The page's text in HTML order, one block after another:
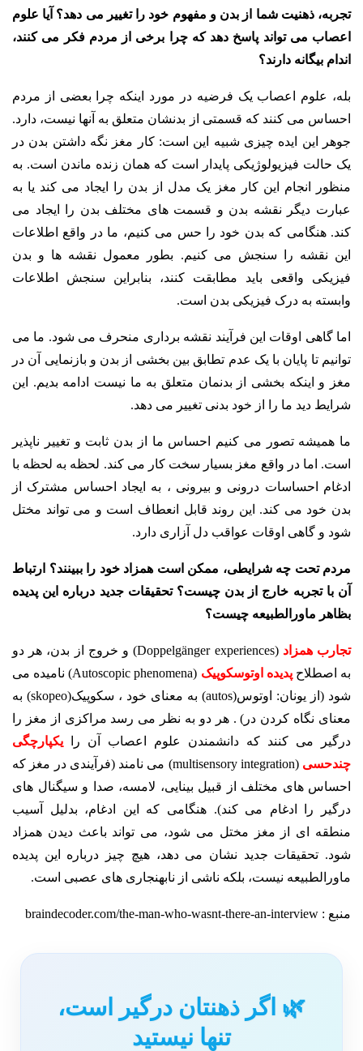
تجربه، ذهنیت شما از بدن و مفهوم خود را تغییر می دهد؟ آیا علوم
اعصاب می تواند پاسخ دهد که چرا برخی از مردم فکر می کنند،
اندام بیگانه دارند؟
بله، علوم اعصاب یک فرضیه در مورد اینکه چرا بعضی از مردم
احساس می کنند که قسمتی از بدنشان متعلق به آنها نیست، دارد.
جوهر این ایده چیزی شبیه این است: کار مغز نگه داشتن بدن در
یک حالت فیزیولوژیکی پایدار است که همان زنده ماندن است. به
منظور انجام این کار مغز یک مدل از بدن را ایجاد می کند یا به
عبارت دیگر نقشه بدن و قسمت های مختلف بدن را ایجاد می
کند. هنگامی که بدن خود را حس می کنیم، ما در واقع اطلاعات
این نقشه را سنجش می کنیم. بطور معمول نقشه ها و بدن
فیزیکی واقعی باید مطابقت کنند، بنابراین سنجش اطلاعات
وابسته به درک فیزیکی بدن است.
اما گاهی اوقات این فرآیند نقشه برداری منحرف می شود. ما می
توانیم تا پایان با یک عدم تطابق بین بخشی از بدن و بازنمایی آن در
مغز و اینکه بخشی از بدنمان متعلق به ما نیست ادامه بدیم.
این
شرایط دید ما را از خود بدنی تغییر می دهد.
ما همیشه تصور می کنیم احساس ما از بدن ثابت و تغییر ناپذیر
است. اما در واقع مغز بسیار سخت کار می کند. لحظه به لحظه با
ادغام احساسات درونی و بیرونی ، به ایجاد احساس مشترک از
بدن خود می کند. این روند قابل انعطاف است و می تواند مختل
شود و گاهی اوقات عواقب دل آزاری دارد.
مردم تحت چه شرایطی، ممکن است همزاد خود را ببینند؟ ارتباط
آن با تجربه خارج از بدن چیست؟ تحقیقات جدید درباره این پدیده
بظاهر ماورالطبیعه چیست؟
تجارب همزاد
(Doppelgänger experiences) و خروج از بدن، هر دو
به اصطلاحپدیده اوتوسکوپیک
(Autoscopic phenomena) نامیده می
شود (از یونان: اوتوس(autos) به معنای خود ، سکوپیک(skopeo) به
معنای نگاه کردن در) . هر دو به نظر می رسد مراکزی از مغز را
درگیر می کنند که دانشمندن علوم اعصاب آن را یکپارچگی
چندحسی
(multisensory integration) می نامند (فرآیندی در مغز که
احساس های مختلف از قبیل بینایی، لامسه، صدا و سیگنال های
درگیر را ادغام می کند). هنگامی که این ادغام، بدلیل آسیب
منطقه ای از مغز مختل می شود، می تواند باعث دیدن همزاد
شود. تحقیقات جدید نشان می دهد، هیچ چیز درباره این پدیده
ماورالطبیعه نیست، بلکه ناشی از نابهنجاری های عصبی است.
منبع : braindecoder.com/the-man-who-wasnt-there-an-interview
🌿 اگر ذهنتان درگیر است،
تنها نیستید